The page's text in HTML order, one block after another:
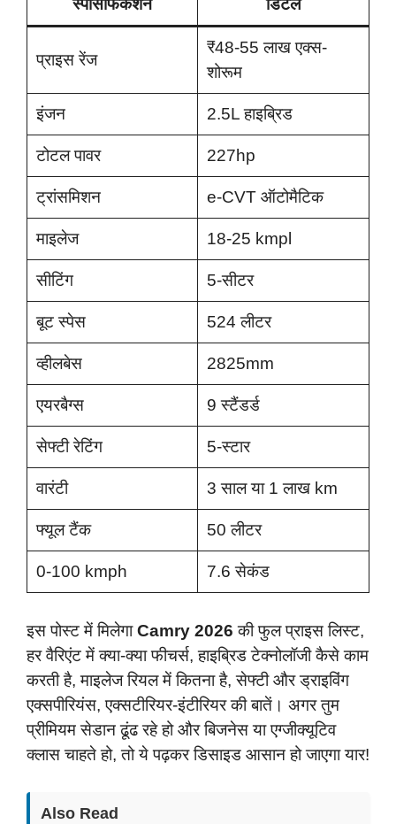
स्पेसिफिकेशन डिटेल
प्राइस रेंज
₹48-55 लाख एक्स-
शोरूम
इंजन 2.5L हाइब्रिड
टोटल पावर 227hp
ट्रांसमिशन e-CVT ऑटोमैटिक
माइलेज 18-25 kmpl
सीटिंग 5-सीटर
बूट स्पेस 524 लीटर
व्हीलबेस 2825mm
एयरबैग्स 9 स्टैंडर्ड
सेफ्टी रेटिंग 5-स्टार
वारंटी 3 साल या 1 लाख km
फ्यूल टैंक 50 लीटर
0-100 kmph 7.6 सेकंड
इस पोस्ट में मिलेगाCamry 2026 की फुल प्राइस लिस्ट,
हर वैरिएंट में क्या-क्या फीचर्स, हाइब्रिड टेक्नोलॉजी कैसे काम
करती है, माइलेज रियल में कितना है, सेफ्टी और ड्राइविंग
एक्सपीरियंस, एक्सटीरियर-इंटीरियर की बातें। अगर तुम
प्रीमियम सेडान ढूंढ रहे हो और बिजनेस या एग्जीक्यूटिव
क्लास चाहते हो, तो ये पढ़कर डिसाइड आसान हो जाएगा यार!
Also Read